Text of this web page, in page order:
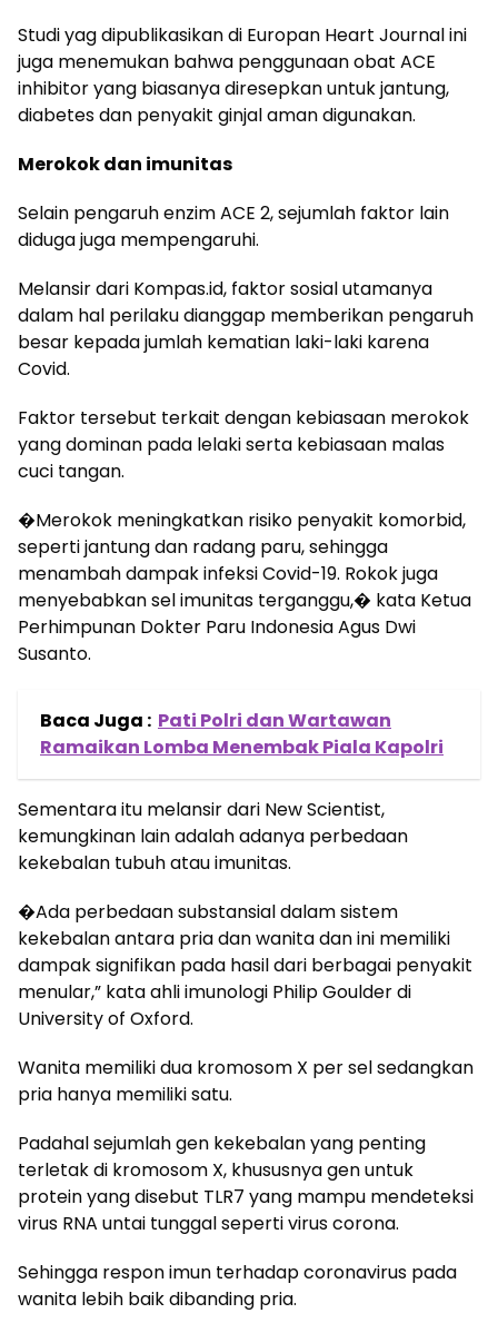
Studi yag dipublikasikan di Europan Heart Journal ini
juga menemukan bahwa penggunaan obat ACE
inhibitor yang biasanya diresepkan untuk jantung,
diabetes dan penyakit ginjal aman digunakan.
Merokok dan imunitas
Selain pengaruh enzim ACE 2, sejumlah faktor lain
diduga juga mempengaruhi.
Melansir dari Kompas.id, faktor sosial utamanya
dalam hal perilaku dianggap memberikan pengaruh
besar kepada jumlah kematian laki-laki karena
Covid.
Faktor tersebut terkait dengan kebiasaan merokok
yang dominan pada lelaki serta kebiasaan malas
cuci tangan.
�Merokok meningkatkan risiko penyakit komorbid,
seperti jantung dan radang paru, sehingga
menambah dampak infeksi Covid-19. Rokok juga
menyebabkan sel imunitas terganggu,� kata Ketua
Perhimpunan Dokter Paru Indonesia Agus Dwi
Susanto.
Baca Juga : Pati Polri dan Wartawan
Ramaikan Lomba Menembak Piala Kapolri
Sementara itu melansir dari New Scientist,
kemungkinan lain adalah adanya perbedaan
kekebalan tubuh atau imunitas.
�Ada perbedaan substansial dalam sistem
kekebalan antara pria dan wanita dan ini memiliki
dampak signifikan pada hasil dari berbagai penyakit
menular,” kata ahli imunologi Philip Goulder di
University of Oxford.
Wanita memiliki dua kromosom X per sel sedangkan
pria hanya memiliki satu.
Padahal sejumlah gen kekebalan yang penting
terletak di kromosom X, khususnya gen untuk
protein yang disebut TLR7 yang mampu mendeteksi
virus RNA untai tunggal seperti virus corona.
Sehingga respon imun terhadap coronavirus pada
wanita lebih baik dibanding pria.